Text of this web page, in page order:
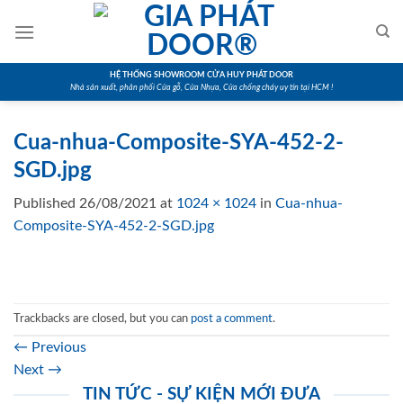
HỆ THỐNG SHOWROOM CỬA HUY PHÁT DOOR
Nhà sản xuất, phân phối Cửa gỗ, Cửa Nhựa, Cửa chống cháy uy tín tại HCM !
Cua-nhua-Composite-SYA-452-2-
SGD.jpg
Published 26/08/2021 at 1024 × 1024 in Cua-nhua-
Composite-SYA-452-2-SGD.jpg
Trackbacks are closed, but you can post a comment.
← Previous
Next →
TIN TỨC - SỰ KIỆN MỚI ĐƯA